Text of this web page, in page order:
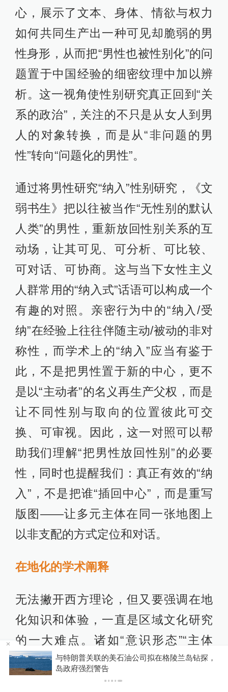
心，展示了文本、身体、情欲与权力
如何共同生产出一种可见却脆弱的男
性身形，从而把“男性也被性别化”的问
题置于中国经验的细密纹理中加以辨
析。这一视角使性别研究真正回到“关
系的政治”，关注的不只是从女人到男
人的对象转换，而是从“非问题的男
性”转向“问题化的男性”。
通过将男性研究“纳入”性别研究，《文
弱书生》把以往被当作“无性别的默认
人类”的男性，重新放回性别关系的互
动场，让其可见、可分析、可比较、
可对话、可协商。这与当下女性主义
人群常用的“纳入式”话语可以构成一个
有趣的对照。亲密行为中的“纳入/受
纳”在经验上往往伴随主动/被动的非对
称性，而学术上的“纳入”应当有鉴于
此，不是把男性置于新的中心，更不
是以“主动者”的名义再生产父权，而是
让不同性别与取向的位置彼此可交
换、可审视。因此，这一对照可以帮
助我们理解“把男性放回性别”的必要
性，同时也提醒我们：真正有效的“纳
入”，不是把谁“插回中心”，而是重写
版图——让多元主体在同一张地图上
以非支配的方式定位和对话。
在地化的学术阐释
无法撇开西方理论，但又要强调在地
化知识和体验，一直是区域文化研究
的一大难点。诸如“意识形态”“主体
性”“男性气质”等术语本身都带有启蒙-
现代性的历史尾迹，将它们用于前现
与特朗普关联的美石油公司拟在格陵兰岛钻探，
岛政府强烈警告